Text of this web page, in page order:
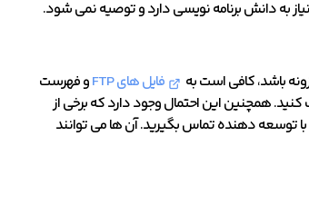
به دانش برنامه نویسی دارد و توصیه نمی شود.
باشد، کافی است به فایل های FTP
و فهرست
همچنین این احتمال وجود دارد که برخی از
توسعه دهنده تماس بگیرید. آن ها می توانند